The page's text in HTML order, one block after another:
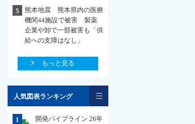
5
熊本地震 熊本県内の医療
機関44施設で被害 製薬
企業や卸で一部被害も「供
給への支障はなし」
もっと見る
人気図表ランキング
1
開発パイプライン 26年